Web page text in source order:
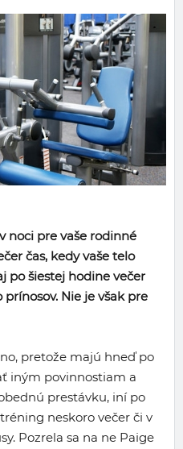
noci pre vaše rodinné
čas, kedy vaše telo
po šiestej hodine večer
Nie je však pre
pretože majú hneď po
iným povinnostiam a
prestávku, iní po
neskoro večer či v
Pozrela sa na ne Paige